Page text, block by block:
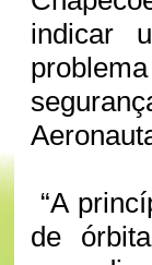
indicar
“A
de